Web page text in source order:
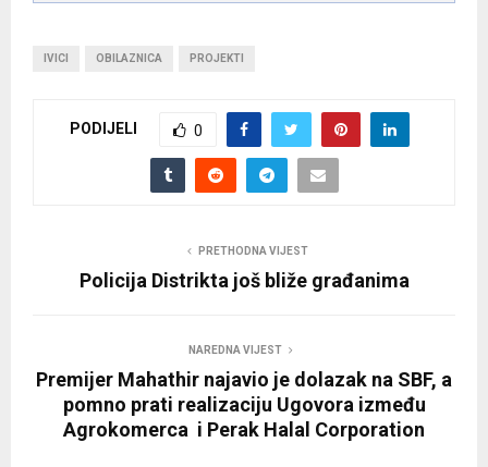
IVICI OBILAZNICA PROJEKTI
PODIJELI 0
PRETHODNA VIJEST
Policija Distrikta još bliže građanima
NAREDNA VIJEST
Premijer Mahathir najavio je dolazak na SBF, a
pomno prati realizaciju Ugovora između
Agrokomerca i Perak Halal Corporation